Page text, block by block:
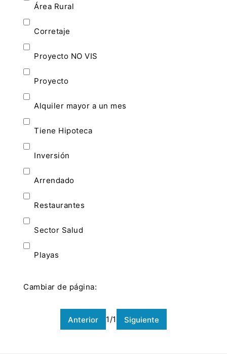
Área Rural
Corretaje
Proyecto NO VIS
Proyecto
Alquiler mayor a un mes
Tiene Hipoteca
Inversión
Arrendado
Restaurantes
Sector Salud
Playas
Cambiar de página:
Anterior 1/1 Siguiente